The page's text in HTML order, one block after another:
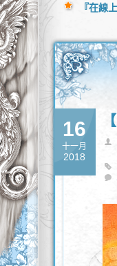
16
十一月
2018
『在線